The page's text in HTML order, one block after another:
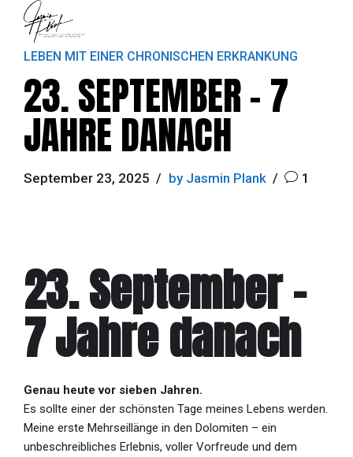
LEBEN MIT EINER CHRONISCHEN ERKRANKUNG
23. SEPTEMBER – 7
JAHRE DANACH
September 23, 2025 by Jasmin Plank 1
23. September –
7 Jahre danach
Genau heute vor sieben Jahren.
Es sollte einer der schönsten Tage meines Lebens werden.
Meine erste Mehrseillänge in den Dolomiten – ein
unbeschreibliches Erlebnis, voller Vorfreude und dem